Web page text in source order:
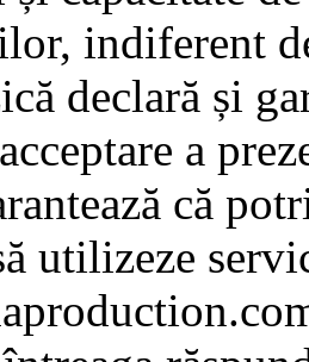
indiferent
declară și
a
că
utilizeze